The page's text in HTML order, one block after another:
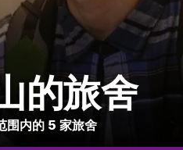
的旅舍
围内的 5 家旅舍